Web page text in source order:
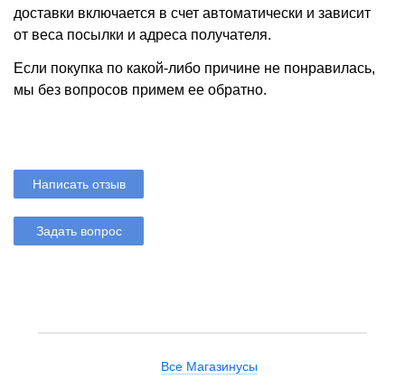
доставки включается в счет автоматически и зависит
от веса посылки и адреса получателя.
Если покупка по какой-либо причине не понравилась,
мы без вопросов примем ее обратно.
Написать отзыв
Задать вопрос
Все Магазинусы